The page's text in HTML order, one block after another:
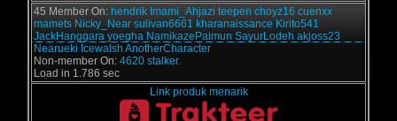
45 Member On: hendrik Imami_Ahjazi teepen choyz16 cuenxx
mamets Nicky_Near sulivan6661 kharanaissance Kirito541
JackHanggara yoegha NamikazePaimun SayurLodeh akjoss23
Nearueki Icewalsh AnotherCharacter
Non-member On: 4620 stalker.
Load in 1.786 sec
Link produk menarik